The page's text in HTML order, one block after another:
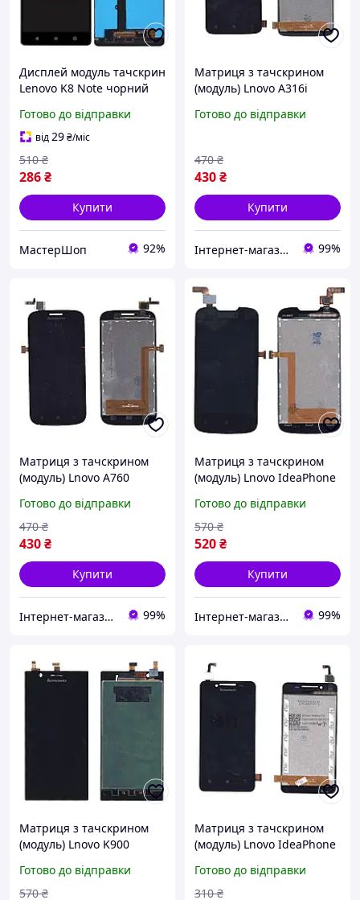
Дисплей модуль тачскрин
Lenovo K8 Note чорний
Готово до відправки
від29₴/міс
286₴
510 ₴
Купити
МастерШоп 92%
Матриця з тачскрином
(модуль) Lnovo A316i
Готово до відправки
430₴
470 ₴
Купити
Інтернет-магазин "SmartPart" 99%
Матриця з тачскрином
(модуль) Lnovo A760
Готово до відправки
430₴
470 ₴
Купити
Інтернет-магазин "SmartPart" 99%
Матриця з тачскрином
(модуль) Lnovo IdeaPhone
Готово до відправки
520₴
570 ₴
Купити
Інтернет-магазин "SmartPart" 99%
Матриця з тачскрином
(модуль) Lnovo K900
Готово до відправки
570 ₴
Матриця з тачскрином
(модуль) Lnovo IdeaPhone
Готово до відправки
310 ₴